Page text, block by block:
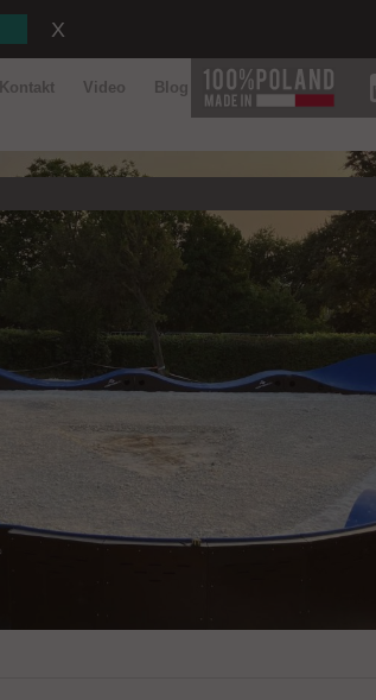
Kontakt Video Blog
instagram